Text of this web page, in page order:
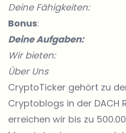
Deine Fähigkeiten:
Bonus:
Deine Aufgaben:
Wir bieten:
Über Uns
CryptoTicker gehört zu
Cryptoblogs in der DACH
erreichen wir bis zu